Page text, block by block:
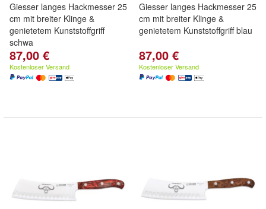
Giesser langes Hackmesser 25
cm mit breiter Klinge &
genietetem Kunststoffgriff
schwa
87,00 €
Kostenloser Versand
Giesser langes Hackmesser 25
cm mit breiter Klinge &
genietetem Kunststoffgriff blau
87,00 €
Kostenloser Versand